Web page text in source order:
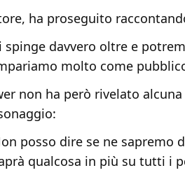
ha proseguito
spinge davvero oltre e
molto come
non ha però rivelato
posso dire se ne sapremo
qualcosa in più su tutti i